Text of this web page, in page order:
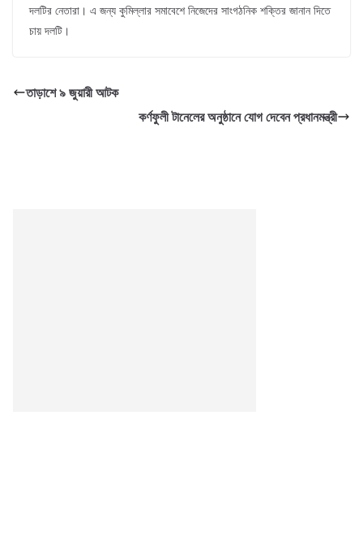
দলটির নেতারা। এ জন্য কুমিল্লার সমাবেশে নিজেদের সাংগঠনিক শক্তির জানান দিতে
চায় দলটি।
তাড়াশে ৯ জুয়ারী আটক
কর্ণফুলী টানেলের অনুষ্ঠানে যোগ দেবেন প্রধানমন্ত্রী